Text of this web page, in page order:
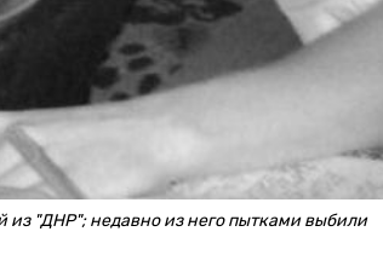
из "ДНР"; недавно из него пытками выбили